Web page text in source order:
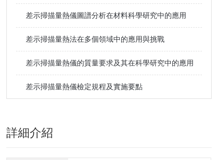
差示掃描量熱儀圖譜分析在材料科學研究中的應用
差示掃描量熱法在多個領域中的應用與挑戰
差示掃描量熱儀的質量要求及其在科學研究中的應用
差示掃描量熱儀檢定規程及實施要點
詳細介紹